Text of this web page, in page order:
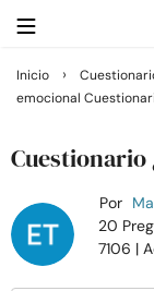
Buscar
Relaciones
Inicio ›
emocional
Cuestionario
Por
20
7106 |